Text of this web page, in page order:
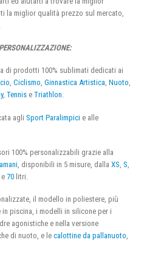
la miglior qualità prezzo sul mercato,
di prodotti 100% sublimati dedicati ai
, Ciclismo, Ginnastica Artistica, Nuoto,
, Tennis e Triathlon.
agli Sport Paralimpici e alle
100% personalizzabili grazie alla
, disponibili in 5 misure, dalla XS S
e 70 litri.
il modello in poliestere, più
piscina, i modelli in silicone per i
agonistiche e nella versione
di nuoto, e le calottine da pallanuoto,